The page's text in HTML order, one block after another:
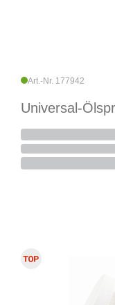
Art.-Nr. 177942
Universal-